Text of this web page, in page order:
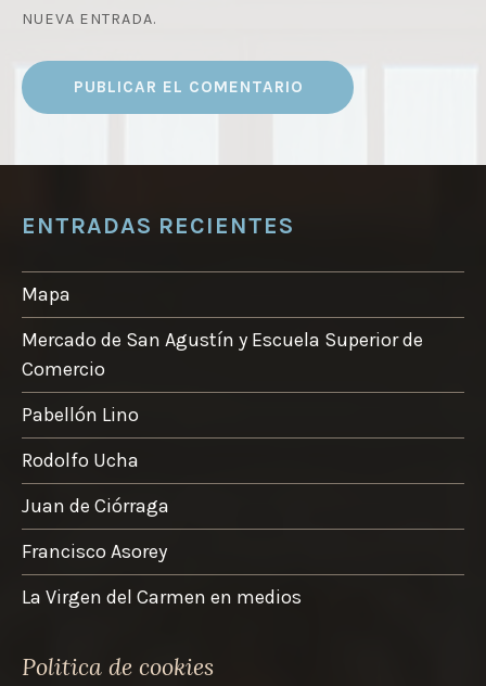
NUEVA ENTRADA.
ENTRADAS RECIENTES
Mapa
Mercado de San Agustín y Escuela Superior de
Comercio
Pabellón Lino
Rodolfo Ucha
Juan de Ciórraga
Francisco Asorey
La Virgen del Carmen en medios
Politica de cookies